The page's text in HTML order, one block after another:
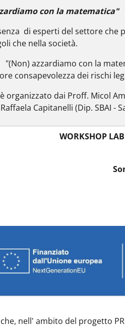
con la matematica"
di esperti del settore che
che nella società.
azzardiamo con la
consapevolezza dei rischi
organizzato dai Proff. Micol
Capitanelli (Dip. SBAI -
WORKSHOP
nell' ambito del progetto